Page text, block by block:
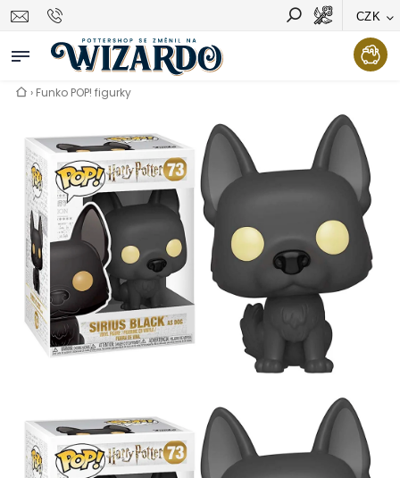
CZK
Vyhledávání Hledat
› Funko POP! figurky